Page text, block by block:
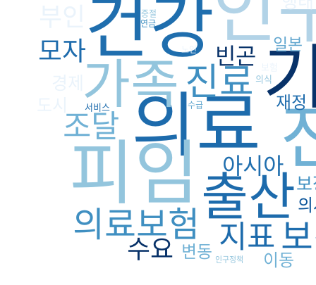
의료
피임
건강
가족
출산
진료
의료보험 지표
조달
모자
수요
아시아
빈곤
변동 이동
재정
일본
서비스
의식
연금
노인
수급
중절
인구정책